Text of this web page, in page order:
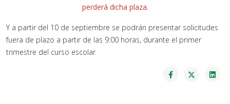
perderá dicha plaza.
Y a partir del 10 de septiembre se podrán presentar solicitudes
fuera de plazo a partir de las 9:00 horas, durante el primer
trimestre del curso escolar